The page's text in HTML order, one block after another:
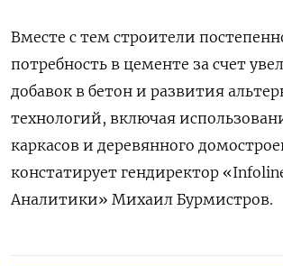
Вместе с тем строители
потребность в цементе за счет
добавок в бетон и развития
технологий, включая
каркасов и деревянного
констатирует гендиректор
Аналитики» Михаил Бурмистров.